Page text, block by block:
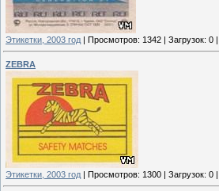
Этикетки, 2003 год | Просмотров: 1342 | Загрузок: 0 |
ZEBRA
Этикетки, 2003 год | Просмотров: 1300 | Загрузок: 0 |